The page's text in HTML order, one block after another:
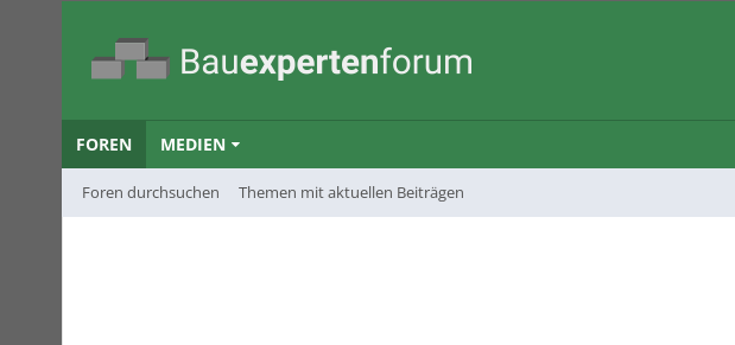
FOREN
Foren durchsuchen Themen mit aktuellen Beiträgen
MEDIEN